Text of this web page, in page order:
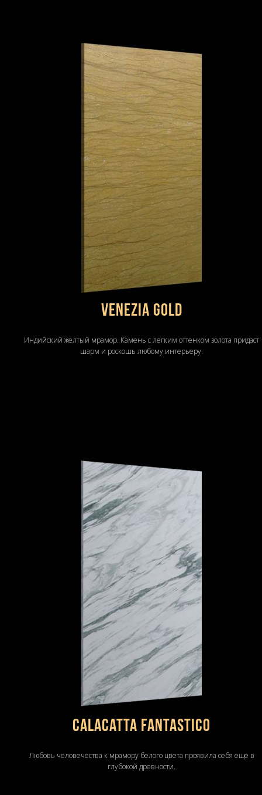
VENEZIA GOLD
Индийский желтый мрамор. Камень с легким оттенком золота придаст
шарм и роскошь любому интерьеру.
Calacatta Fantastico
Любовь человечества к мрамору белого цвета проявила себя еще в
глубокой древности.